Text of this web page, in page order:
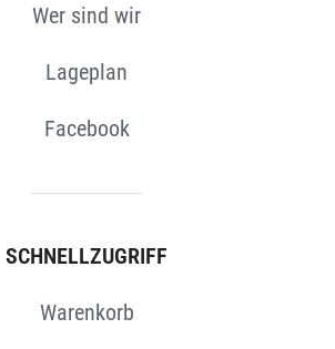
Wer sind wir
Lageplan
Facebook
SCHNELLZUGRIFF
Warenkorb